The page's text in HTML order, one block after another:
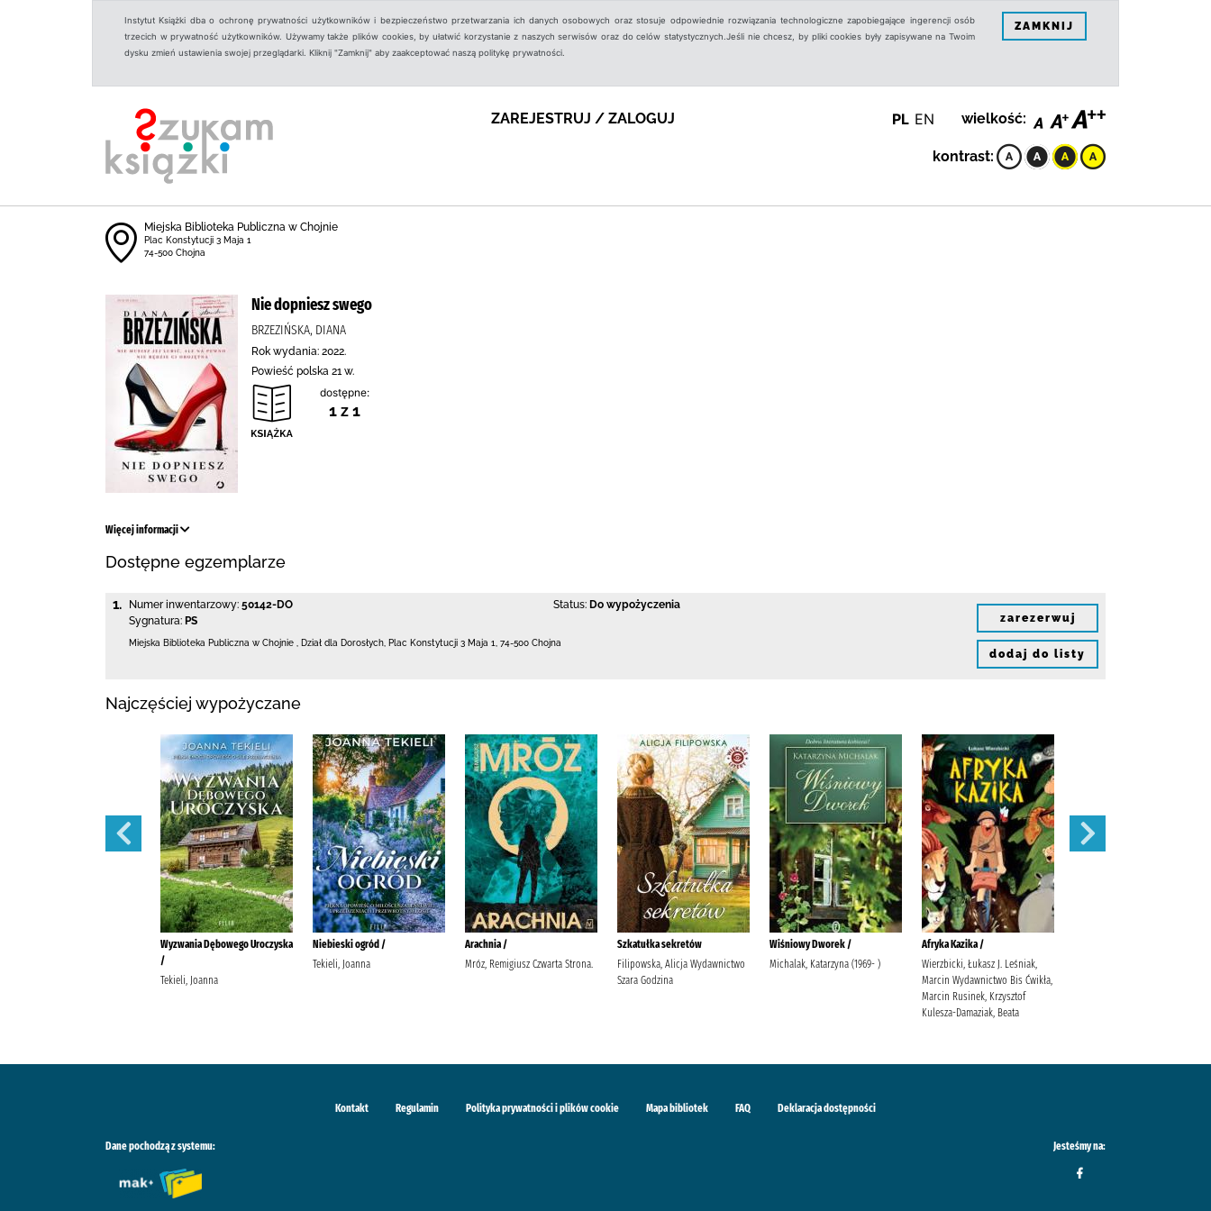
Instytut Książki dba o ochronę prywatności użytkowników i bezpieczeństwo przetwarzania ich danych osobowych oraz stosuje odpowiednie rozwiązania technologiczne zapobiegające ingerencji osób
trzecich w prywatność użytkowników. Używamy także plików cookies, by ułatwić korzystanie z naszych serwisów oraz do celów statystycznych.Jeśli nie chcesz, by pliki cookies były zapisywane na Twoim
dysku zmień ustawienia swojej przeglądarki. Kliknij "Zamknij" aby zaakceptować naszą politykę prywatności.
ZAMKNIJ
ZAREJESTRUJ / ZALOGUJ PL EN wielkość:
kontrast:
Miejska Biblioteka Publiczna w Chojnie
Plac Konstytucji 3 Maja 1
74-500 Chojna
Nie dopniesz swego
BRZEZIŃSKA, DIANA
Rok wydania: 2022.
Powieść polska 21 w.
dostępne:
1 z 1
Więcej informacji
Dostępne egzemplarze
1. Numer inwentarzowy: 50142-DO
Sygnatura: PS
Status: Do wypożyczenia
Miejska Biblioteka Publiczna w Chojnie Dział dla Dorosłych, Plac Konstytucji 3 Maja 1 74-500 Chojna
zarezerwuj
dodaj do listy
Najczęściej wypożyczane
Wyzwania Dębowego Uroczyska
/
Tekieli, Joanna
Niebieski ogród /
Tekieli, Joanna
Arachnia /
Mróz, Remigiusz Czwarta Strona.
Szkatułka sekretów
Filipowska, Alicja Wydawnictwo
Szara Godzina
Wiśniowy Dworek /
Michalak, Katarzyna (1969- )
Afryka Kazika /
Wierzbicki, Łukasz J. Leśniak,
Marcin Wydawnictwo Bis Ćwikła,
Marcin Rusinek, Krzysztof
Kulesza-Damaziak, Beata
Kontakt Regulamin Polityka prywatności i plików cookie Mapa bibliotek FAQ Deklaracja dostępności
Dane pochodzą z systemu: Jesteśmy na: